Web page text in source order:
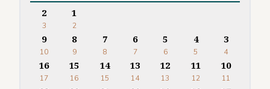
1
2
2
3
3
4
4
5
5
6
6
7
7
8
8
9
9
10
10
11
11
12
12
13
13
14
14
15
15
16
16
17